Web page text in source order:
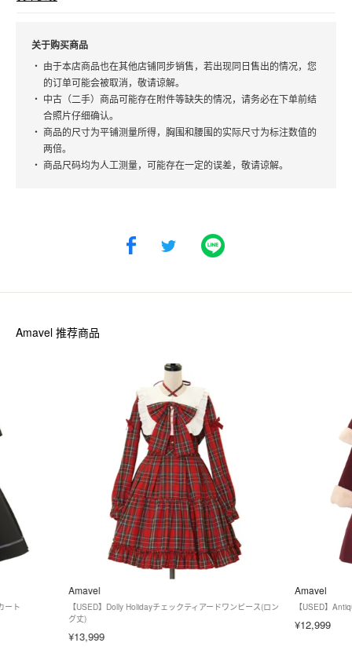
关于购买商品
由于本店商品也在其他店铺同步销售，若出现同日售出的情况，您
的订单可能会被取消，敬请谅解。
中古（二手）商品可能存在附件等缺失的情况，请务必在下单前结
合照片仔细确认。
商品的尺寸为平铺测量所得，胸围和腰围的实际尺寸为标注数值的
两倍。
商品尺码均为人工测量，可能存在一定的误差，敬请谅解。
Amavel 推荐商品
ート
Amavel
【USED】Dolly Holidayチェックティアードワンピース(ロン
グ丈)
¥13,999
Amavel
【USED】
¥12,999